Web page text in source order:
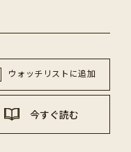
ウォッチリストに追加
今すぐ読む